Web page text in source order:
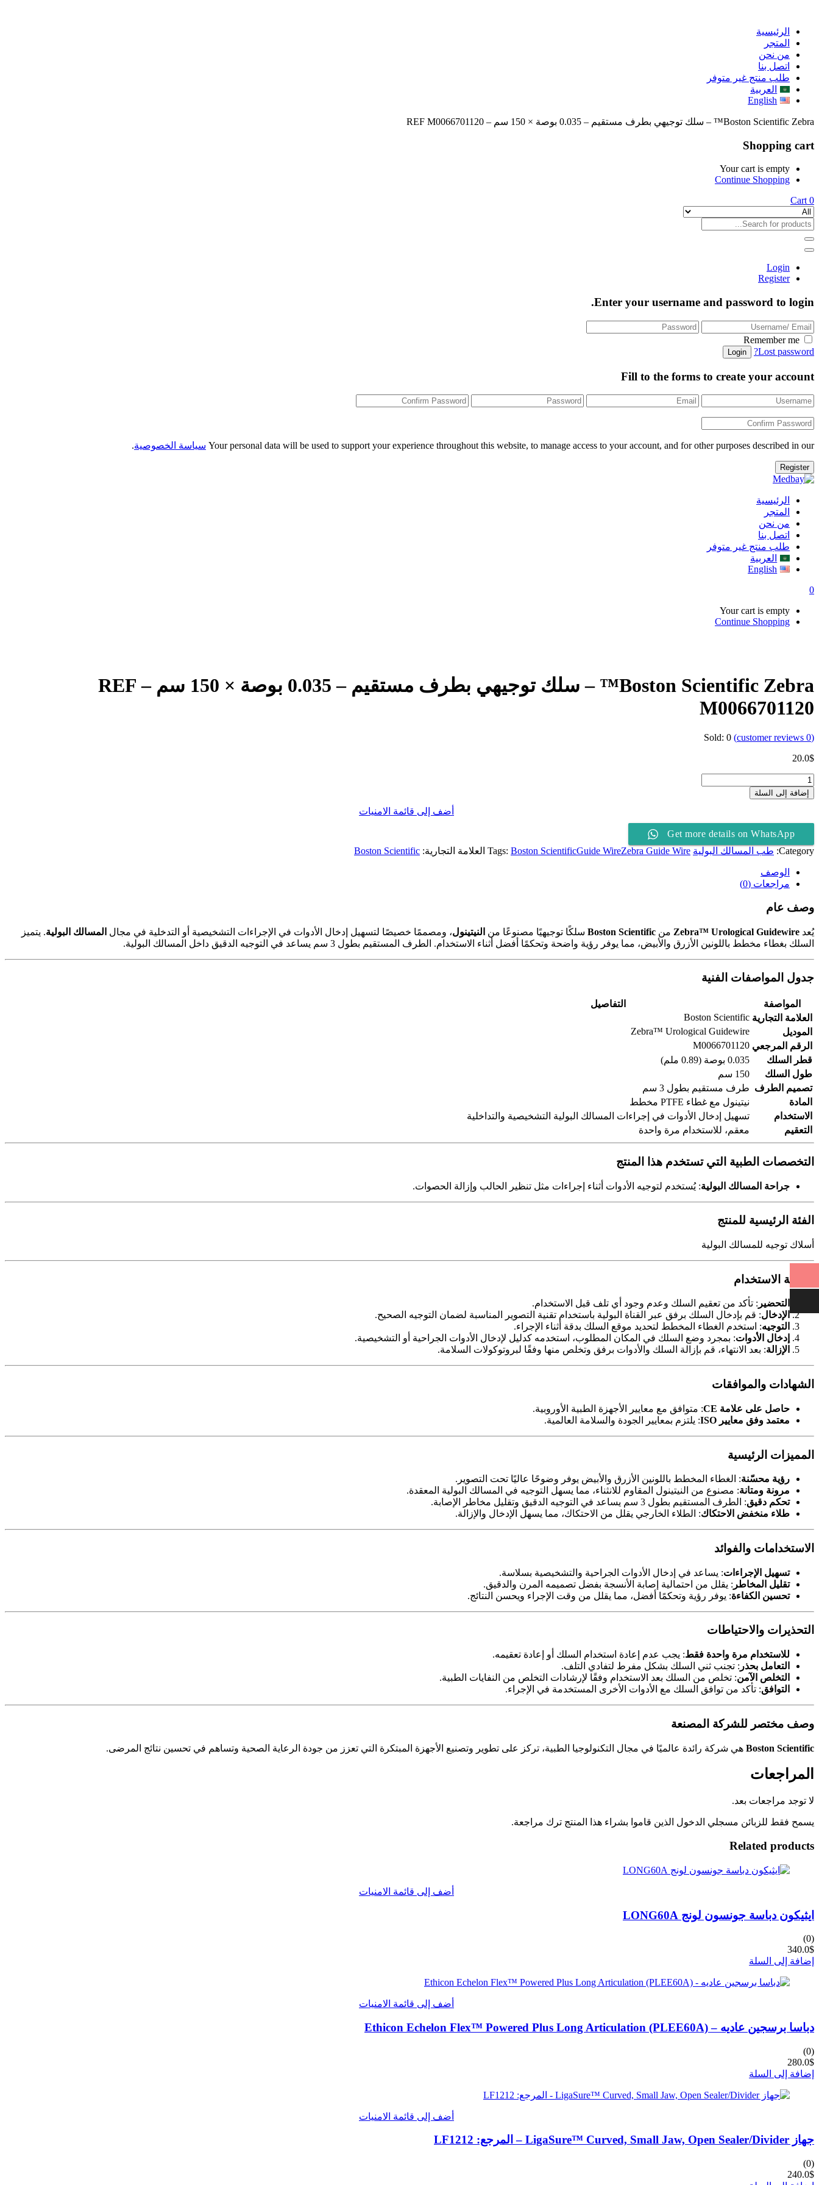
الرئيسية
المتجر
من نحن
اتصل بنا
طلب منتج غير متوفر
العربية
English
Boston Scientific Zebra™ – سلك توجيهي بطرف مستقيم – 0.035 بوصة × 150 سم – REF M0066701120
Shopping cart
Your cart is empty
Continue Shopping
0
Cart
Login
Register
Enter your username and password to login.
Remember me
Lost password?
Fill to the forms to create your account
Your personal data will be used to support your experience throughout this website, to manage access to your account, and for other purposes described in our سياسة الخصوصية.
الرئيسية
المتجر
من نحن
اتصل بنا
طلب منتج غير متوفر
العربية
English
0
Your cart is empty
Continue Shopping
Boston Scientific Zebra™ – سلك توجيهي بطرف مستقيم – 0.035 بوصة × 150 سم – REF
M0066701120
(
0
Sold: 0
20.0$
كمية
Boston
Scientific
-
توجيهي
بطرف
مستقيم
بوصة
×
سم
-
REF
إضافة إلى السلة
أضف إلى قائمة الامنيات
Get more details on WhatsApp
Category: طب المسالك البولية Tags: Boston ScientificGuide WireZebra Guide Wire العلامة التجارية: Boston Scientific
الوصف
مراجعات (0)
وصف عام
يُعد Zebra™ Urological Guidewire من Boston Scientific سلكًا توجيهيًا مصنوعًا من النيتينول، ومصممًا خصيصًا لتسهيل إدخال الأدوات في الإجراءات التشخيصية أو التدخلية في مجال المسالك البولية. يتميز
السلك بغطاء مخطط باللونين الأزرق والأبيض، مما يوفر رؤية واضحة وتحكمًا أفضل أثناء الاستخدام. الطرف المستقيم بطول 3 سم يساعد في التوجيه الدقيق داخل المسالك البولية.
جدول المواصفات الفنية
المواصفة
التفاصيل
العلامة التجارية Boston Scientific
الموديل
Zebra™ Urological Guidewire
الرقم المرجعي M0066701120
قطر السلك
0.035 بوصة (0.89 ملم)
طول السلك
150 سم
تصميم الطرف طرف مستقيم بطول 3 سم
المادة
نيتينول مع غطاء PTFE مخطط
الاستخدام
تسهيل إدخال الأدوات في إجراءات المسالك البولية التشخيصية والتداخلية
التعقيم
معقم، للاستخدام مرة واحدة
التخصصات الطبية التي تستخدم هذا المنتج
جراحة المسالك البولية: يُستخدم لتوجيه الأدوات أثناء إجراءات مثل تنظير الحالب وإزالة الحصوات.
الفئة الرئيسية للمنتج
أسلاك توجيه للمسالك البولية
طريقة الاستخدام
التحضير : تأكد من تعقيم السلك وعدم وجود أي تلف قبل الاستخدام.
الإدخال: قم بإدخال السلك برفق عبر القناة البولية باستخدام تقنية التصوير المناسبة لضمان التوجيه الصحيح.
التوجيه: استخدم الغطاء المخطط لتحديد موقع السلك بدقة أثناء الإجراء.
إدخال الأدوات: بمجرد وضع السلك في المكان المطلوب، استخدمه كدليل لإدخال الأدوات الجراحية أو التشخيصية.
الإزالة: بعد الانتهاء، قم بإزالة السلك والأدوات برفق وتخلص منها وفقًا لبروتوكولات السلامة.
الشهادات والموافقات
حاصل على علامة CE
: متوافق مع معايير الأجهزة الطبية الأوروبية.
معتمد وفق معايير ISO
: يلتزم بمعايير الجودة والسلامة العالمية.
المميزات الرئيسية
رؤية محسّنة: الغطاء المخطط باللونين الأزرق والأبيض يوفر وضوحًا عاليًا تحت التصوير.
مرونة ومتانة: مصنوع من النيتينول المقاوم للانثناء، مما يسهل التوجيه في المسالك البولية المعقدة.
تحكم دقيق: الطرف المستقيم بطول 3 سم يساعد في التوجيه الدقيق وتقليل مخاطر الإصابة.
طلاء منخفض الاحتكاك: الطلاء الخارجي يقلل من الاحتكاك، مما يسهل الإدخال والإزالة.
الاستخدامات والفوائد
تسهيل الإجراءات: يساعد في إدخال الأدوات الجراحية والتشخيصية بسلاسة.
تقليل المخاطر : يقلل من احتمالية إصابة الأنسجة بفضل تصميمه المرن والدقيق.
تحسين الكفاءة: يوفر رؤية وتحكمًا أفضل، مما يقلل من وقت الإجراء ويحسن النتائج.
التحذيرات والاحتياطات
للاستخدام مرة واحدة فقط: يجب عدم إعادة استخدام السلك أو إعادة تعقيمه.
التعامل بحذر : تجنب ثني السلك بشكل مفرط لتفادي التلف.
التخلص الآمن: تخلص من السلك بعد الاستخدام وفقًا لإرشادات التخلص من النفايات الطبية.
التوافق: تأكد من توافق السلك مع الأدوات الأخرى المستخدمة في الإجراء.
وصف مختصر للشركة المصنعة
Boston Scientific هي شركة رائدة عالميًا في مجال التكنولوجيا الطبية، تركز على تطوير وتصنيع الأجهزة المبتكرة التي تعزز من جودة الرعاية الصحية وتساهم في تحسين نتائج المرضى.
المراجعات
لا توجد مراجعات بعد.
يسمح فقط للزبائن مسجلي الدخول الذين قاموا بشراء هذا المنتج ترك مراجعة.
Related products
أضف إلى قائمة الامنيات
ايثيكون دباسة جونسون لونج LONG60A
(0)
340.0$
إضافة إلى السلة
أضف إلى قائمة الامنيات
دباسا برسجين عاديه – Ethicon Echelon Flex™ Powered Plus Long Articulation (PLEE60A)
(0)
280.0$
إضافة إلى السلة
أضف إلى قائمة الامنيات
جهاز LigaSure™ Curved, Small Jaw, Open Sealer/Divider – المرجع: LF1212
(0)
240.0$